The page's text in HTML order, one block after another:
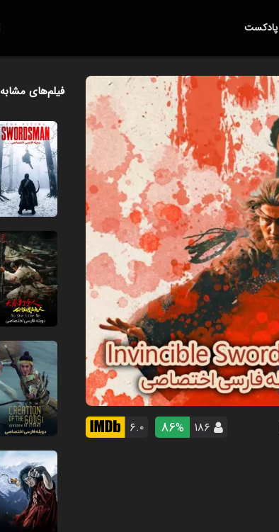
پادکست
۱۸۶ 86% ۶.۰
فیلم‌های مشابه